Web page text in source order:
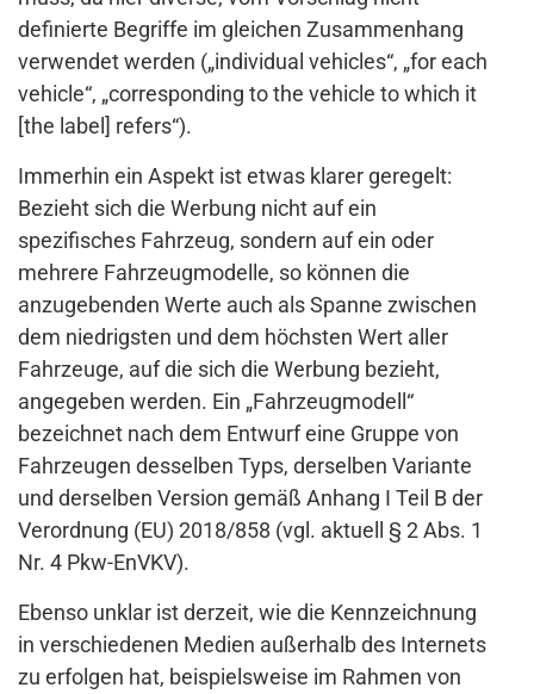
definierte Begriffe im gleichen Zusammenhang
verwendet werden („individual vehicles“, „for each
vehicle“, „corresponding to the vehicle to which it
[the label] refers“).
Immerhin ein Aspekt ist etwas klarer geregelt:
Bezieht sich die Werbung nicht auf ein
spezifisches Fahrzeug, sondern auf ein oder
mehrere Fahrzeugmodelle, so können die
anzugebenden Werte auch als Spanne zwischen
dem niedrigsten und dem höchsten Wert aller
Fahrzeuge, auf die sich die Werbung bezieht,
angegeben werden. Ein „Fahrzeugmodell“
bezeichnet nach dem Entwurf eine Gruppe von
Fahrzeugen desselben Typs, derselben Variante
und derselben Version gemäß Anhang I Teil B der
Verordnung (EU) 2018/858 (vgl. aktuell § 2 Abs. 1
Nr. 4 Pkw-EnVKV).
Ebenso unklar ist derzeit, wie die Kennzeichnung
in verschiedenen Medien außerhalb des Internets
zu erfolgen hat, beispielsweise im Rahmen von